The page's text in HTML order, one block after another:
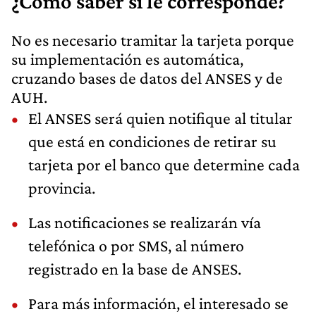
No es necesario tramitar la tarjeta porque
su implementación es automática,
cruzando bases de datos del ANSES y de
AUH.
El ANSES será quien notifique al titular
que está en condiciones de retirar su
tarjeta por el banco que determine cada
provincia.
Las notificaciones se realizarán vía
telefónica o por SMS, al número
registrado en la base de ANSES.
Para más información, el interesado se